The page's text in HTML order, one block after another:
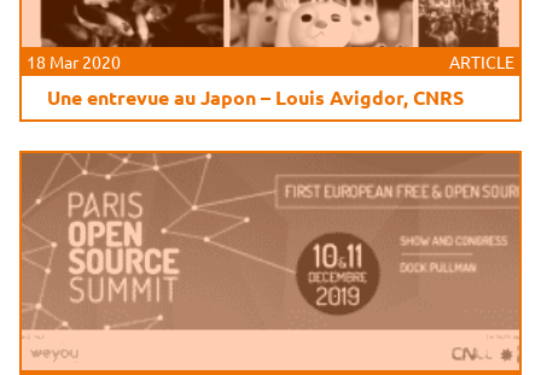
18 Mar 2020 ARTICLE
Une entrevue au Japon – Louis Avigdor, CNRS